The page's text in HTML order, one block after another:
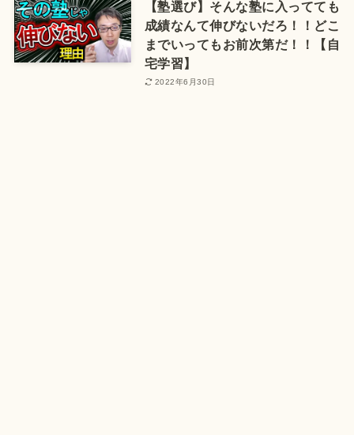
【塾選び】そんな塾に入ってても
成績なんて伸びないだろ！！どこ
までいってもお前次第だ！！【自
宅学習】
2022年6月30日